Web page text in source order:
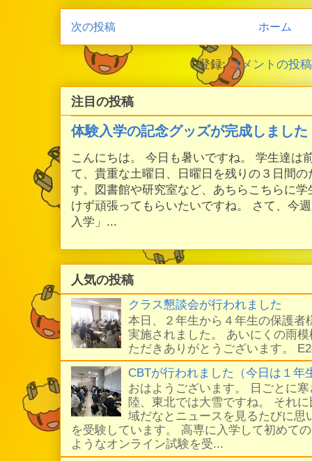
次の投稿 ホーム
登録:コメントの投
注目の投稿
体験入学の記念グッズが完成しました
こんにちは。 今日も暑いですね。 学生達は
て、貴重な土曜日、日曜日を残りの３日間
す。図書館や研究室など、あちらこちらに
けず頑張ってもらいたいですね。 さて、今
入学」...
人気の投稿
クラス懇談会が行われました
本日、２年生から４年生の保護者
実施されました。 あいにくの雨
ただきありがとうございます。
CBTが行われました（今日は１年
おはようございます。 日ごとに
陸、東北では大雪ですね。 それ
域だなとニュースを見るたびに思
を受験しています。 高専に入学して初めて
ようなオンライン試験を受...